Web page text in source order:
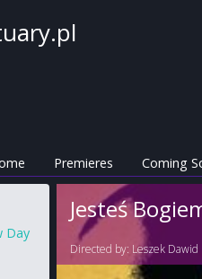
Premieres Coming
Jesteś
Directed by: Leszek Dawid
Day